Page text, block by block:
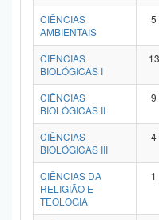
CIÊNCIAS
AMBIENTAIS
5
CIÊNCIAS
BIOLÓGICAS I
13
CIÊNCIAS
BIOLÓGICAS II
9
CIÊNCIAS
BIOLÓGICAS III
4
CIÊNCIAS DA
RELIGIÃO E
TEOLOGIA
1